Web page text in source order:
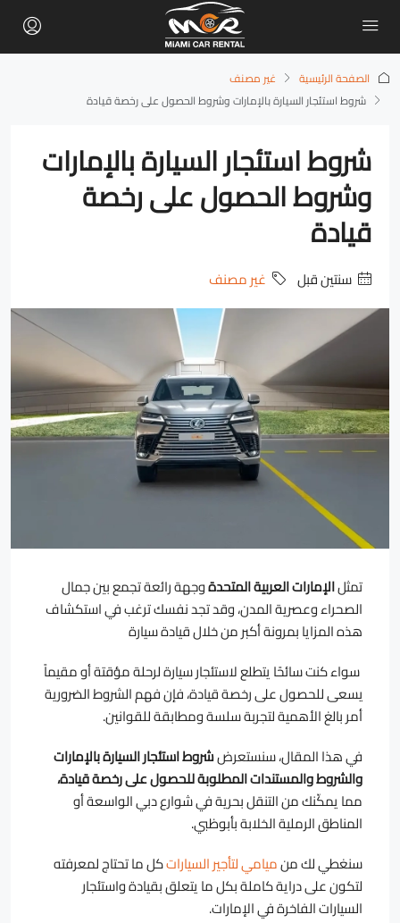
الصفحة الرئيسية
غير مصنف
شروط استئجار السيارة بالإمارات وشروط الحصول على رخصة قيادة
شروط استئجار السيارة بالإمارات
وشروط الحصول على رخصة
قيادة
‏سنتين قبل غير مصنف
تمثلالإمارات العربية المتحدةوجهة رائعة تجمع بين جمال
الصحراء وعصرية المدن، وقد تجد نفسك ترغب في استكشاف
هذه المزايا بمرونة أكبر من خلال قيادة سيارة
سواء كنت سائحًا يتطلع لاستئجار سيارة لرحلة مؤقتة أو مقيماً
يسعى للحصول على رخصة قيادة، فإن فهم الشروط الضرورية
أمر بالغ الأهمية لتجربة سلسة ومطابقة للقوانين.
في هذا المقال، سنستعرضشروط استئجار السيارة بالإمارات
والشروط والمستندات المطلوبة للحصول علىرخصة قيادة،
مما يمكّنك من التنقل بحرية في شوارع دبي الواسعة أو
المناطق الرملية الخلابة بأبوظبي.
سنغطي لك منميامي لتأجير السياراتكل ما تحتاج لمعرفته
لتكون على دراية كاملة بكل ما يتعلق بقيادة واستئجار
السيارات الفاخرة في الإمارات.